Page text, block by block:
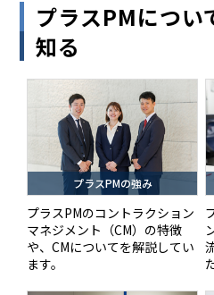
プラスPMについ
知る
プラスPMの強み
プラスPMのコントラクション
マネジメント（CM）の特徴
や、CMについてを解説してい
ます。